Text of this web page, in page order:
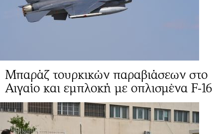
Μπαράζ τουρκικών παραβιάσεων στο
Αιγαίο και εμπλοκή με οπλισμένα F-16